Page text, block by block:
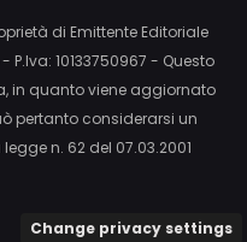
di Emittente Editoriale
10133750967 - Questo
in quanto viene aggiornato
pertanto considerarsi un
n. 62 del 07.03.2001
Change privacy settings